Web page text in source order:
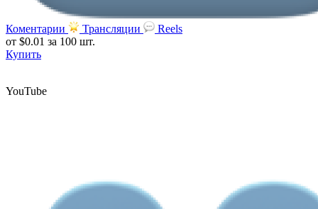
Коментарии Трансляции
Reels
от $0.01 за 100 шт.
Купить
YouTube